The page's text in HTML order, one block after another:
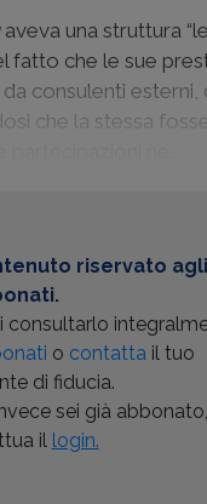
aveva una struttura
fatto che le sue
consulenti esterni,
che la stessa
riservato agli
consultarlo
o contatta il tuo
di fiducia.
sei già abbonato,
il login.